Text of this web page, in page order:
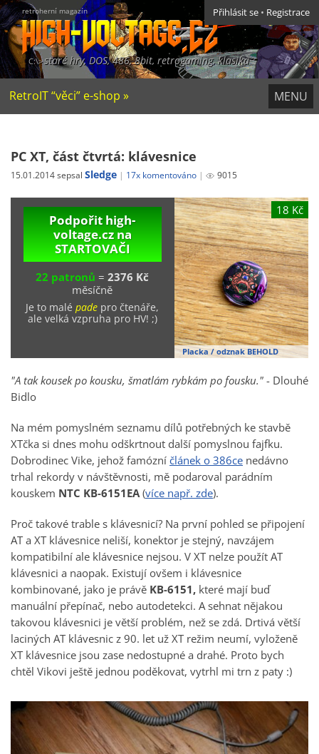
retroherní magazín
staré hry, DOS, 486, 8bit, retrogaming, klasika
Přihlásit se • Registrace
MENU
RetroIT “věci” e-shop »
PC XT, část čtvrtá: klávesnice
15.01.2014 sepsal Sledge 17x komentováno 9015
Podpořit high-
voltage.cz na
STARTOVAČI
22 patronů =2376 Kč
měsíčně
Je to malépade pro čtenáře,
ale velká vzpruha pro HV! ;)
18 Kč
Placka / odznak BEHOLD
"A tak kousek po kousku, šmatlám rybkám po fousku."- Dlouhé
Bidlo
Na mém pomyslném seznamu dílů potřebných ke stavbě
XTčka si dnes mohu odškrtnout další pomyslnou fajfku.
Dobrodinec Vike, jehož famózníčlánek o 386ce nedávno
trhal rekordy v návštěvnosti, mě podaroval parádním
kouskem NTC KB-6151EA(více např. zde).
Proč takové trable s klávesnicí? Na první pohled se připojení
AT a XT klávesnice neliší, konektor je stejný, navzájem
kompatibilní ale klávesnice nejsou. V XT nelze použít AT
klávesnici a naopak. Existují ovšem i klávesnice
kombinované, jako je právě KB-6151, které mají buď
manuální přepínač, nebo autodetekci. A sehnat nějakou
takovou klávesnici je větší problém, než se zdá. Drtivá větší
laciných AT klávesnic z 90. let už XT režim neumí, vyloženě
XT klávesnice jsou zase nedostupné a drahé. Proto bych
chtěl Vikovi ještě jednou poděkovat, vytrhl mi trn z paty :)